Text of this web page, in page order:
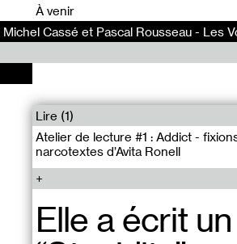
À venir
Cassé et Pascal Rousseau - Les
Lire (1)
Atelier de lecture #1 : Addict -
narcotextes d’Avita Ronell
Elle a écrit un